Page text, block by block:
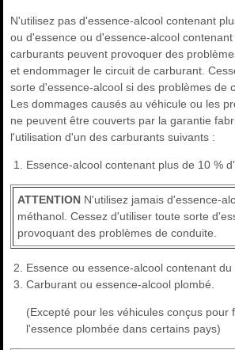
N'utilisez pas d'essence-alcool contenant
ou d'essence ou d'essence-alcool
carburants peuvent provoquer des
et endommager le circuit de carburant.
sorte d'essence-alcool si des problèmes de
Les dommages causés au véhicule ou les
ne peuvent être couverts par la garantie
l'utilisation d'un des carburants suivants :
Essence-alcool contenant plus de 10 %
ATTENTION N'utilisez jamais d'essence-
méthanol. Cessez d'utiliser toute sorte
provoquant des problèmes de conduite.
Essence ou essence-alcool contenant du
Carburant ou essence-alcool plombé.
(Excepté pour les véhicules conçus pour
l'essence plombée dans certains pays)